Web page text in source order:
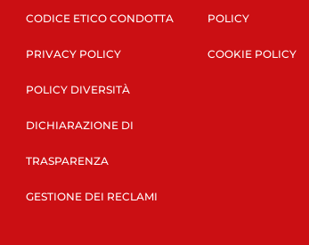
CODICE ETICO CONDOTTA
PRIVACY POLICY
POLICY DIVERSITÀ
DICHIARAZIONE DI
TRASPARENZA
GESTIONE DEI RECLAMI
POLICY
COOKIE POLICY